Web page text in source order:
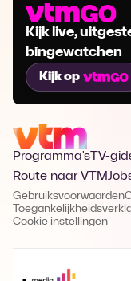
Kijk live,
bingewatchen
Kijk op
Programma's TV-
Route naar VTM
Gebruiksvoorwaarden
Cookie instellingen